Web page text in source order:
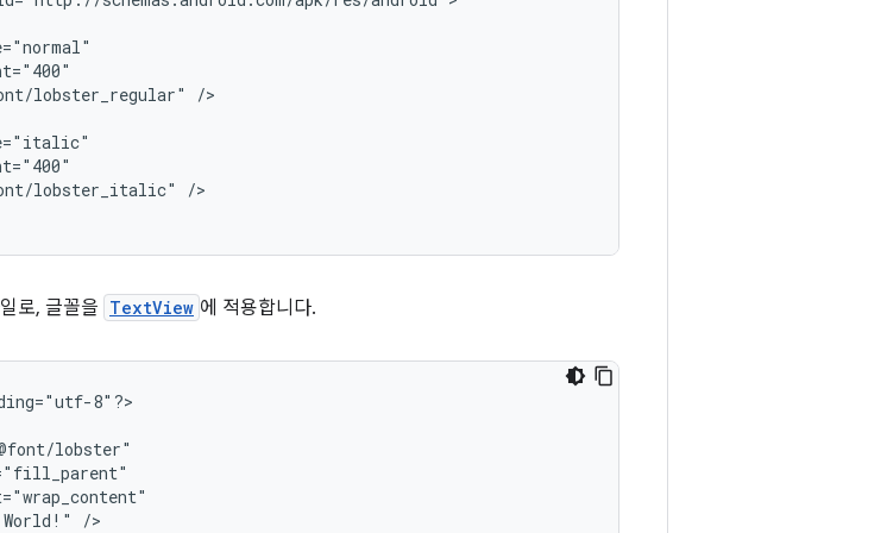
lobster_regular"
lobster_italic"
/>
로, 글꼴을 TextView 에 적용합니다.
8"?>
World!" />